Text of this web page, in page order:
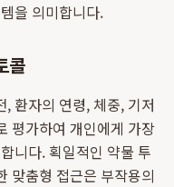
을 의미합니다.
콜
환자의 연령, 체중, 기저
평가하여 개인에게 가장
니다. 획일적인 약물 투
맞춤형 접근은 부작용의